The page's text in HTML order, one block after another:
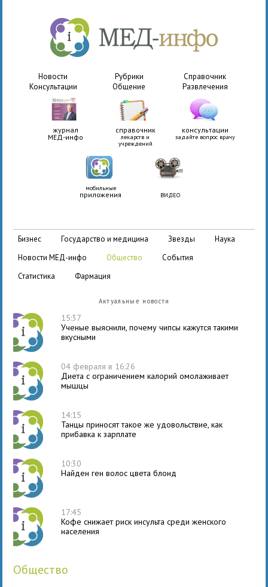
Новости Рубрики
Справочник
Консультации
Общение Развлечения
журнал
МЕД-инфо
справочник
лекарств и
учреждений
консультации
задайте вопрос врачу
мобильные
приложения ВИДЕО
бизнес государство и медицина звезды
наука
новости МЕД-инфо
общество
события
статистика
фармация
Актуальные новости
15:37
Ученые выяснили, почему чипсы кажутся такими
вкусными
04 февраля в 16:26
Диета с ограничением калорий омолаживает
мышцы
14:15
Танцы приносят такое же удовольствие, как
прибавка к зарплате
10:30
Найден ген волос цвета блонд
17:45
Кофе снижает риск инсульта среди женского
населения
общество